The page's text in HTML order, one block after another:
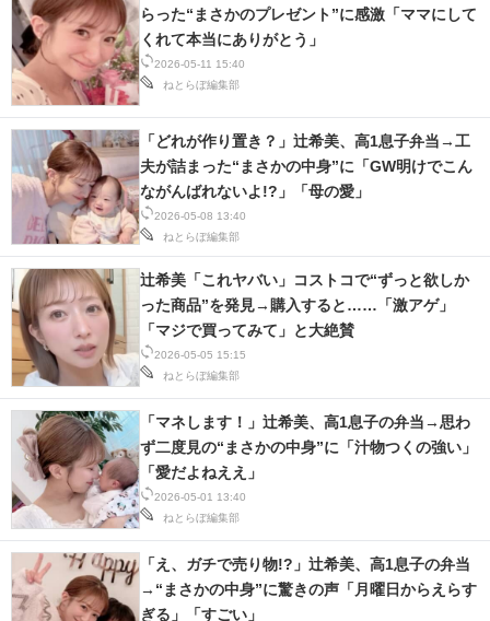
2026-05-11 15:40
ねとらぼ編集部
らった“まさかのプレゼント”に感激「ママにして
くれて本当にありがとう」
2026-05-08 13:40
ねとらぼ編集部
「どれが作り置き？」辻希美、高1息子弁当→工
夫が詰まった“まさかの中身”に「GW明けでこん
ながんばれないよ!?」「母の愛」
2026-05-05 15:15
ねとらぼ編集部
辻希美「これヤバい」コストコで“ずっと欲しか
った商品”を発見→購入すると……「激アゲ」
「マジで買ってみて」と大絶賛
2026-05-01 13:40
ねとらぼ編集部
「マネします！」辻希美、高1息子の弁当→思わ
ず二度見の“まさかの中身”に「汁物つくの強い」
「愛だよねええ」
「え、ガチで売り物!?」辻希美、高1息子の弁当
→“まさかの中身”に驚きの声「月曜日からえらす
ぎる」「すごい」